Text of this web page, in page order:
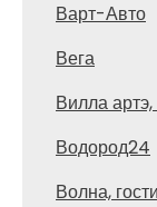
Варт-Авто
Вега
Вилла
Водород24
Волна,